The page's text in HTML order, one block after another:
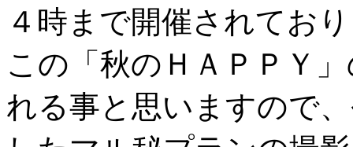
４時まで開催されてお
この「秋のＨＡＰＰＹ
れる事と思いますので